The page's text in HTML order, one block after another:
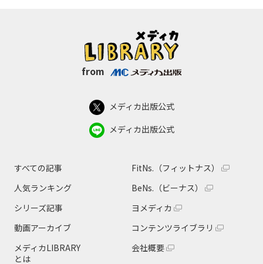
from
メディカ出版公式
メディカ出版公式
すべての記事
人気ランキング
シリーズ記事
動画アーカイブ
メディカLIBRARY
とは
FitNs.（フィットナス）
BeNs.（ビーナス）
ヨメディカ
コンテンツライブラリ
会社概要